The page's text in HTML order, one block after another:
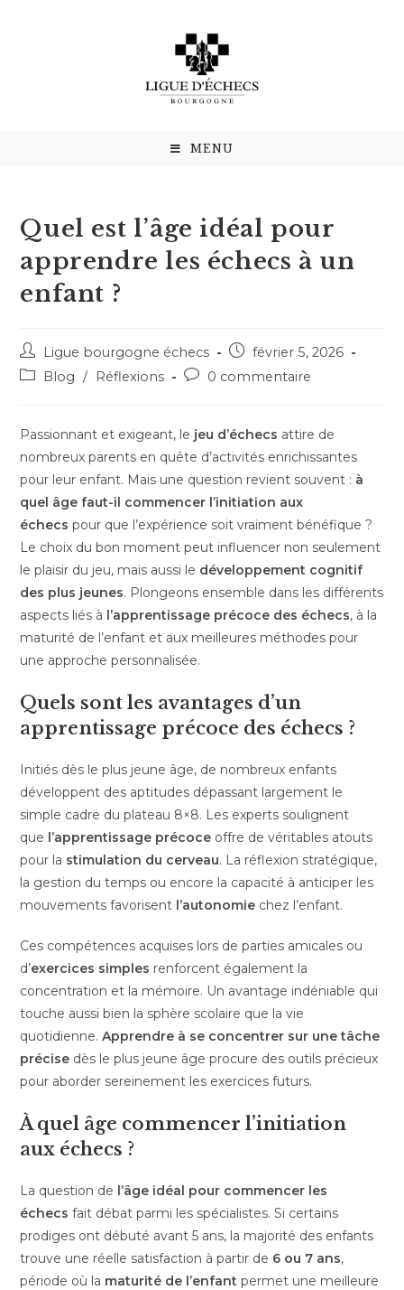
MENU
Quel est l’âge idéal pour
apprendre les échecs à un
enfant ?
Ligue bourgogne échecs
février 5, 2026
Blog / Réflexions 0 commentaire
Passionnant et exigeant, le jeu d’échecs attire de
nombreux parents en quête d’activités enrichissantes
pour leur enfant. Mais une question revient souvent : à
quel âge faut-il commencer l’initiation aux
échecs pour que l’expérience soit vraiment bénéfique ?
Le choix du bon moment peut influencer non seulement
le plaisir du jeu, mais aussi le développement cognitif
des plus jeunes. Plongeons ensemble dans les différents
aspects liés à l’apprentissage précoce des échecs, à la
maturité de l’enfant et aux meilleures méthodes pour
une approche personnalisée.
Quels sont les avantages d’un
apprentissage précoce des échecs ?
Initiés dès le plus jeune âge, de nombreux enfants
développent des aptitudes dépassant largement le
simple cadre du plateau 8×8. Les experts soulignent
que l’apprentissage précoce offre de véritables atouts
pour la stimulation du cerveau. La réflexion stratégique,
la gestion du temps ou encore la capacité à anticiper les
mouvements favorisent l’autonomie chez l’enfant.
Ces compétences acquises lors de parties amicales ou
d’exercices simples renforcent également la
concentration et la mémoire. Un avantage indéniable qui
touche aussi bien la sphère scolaire que la vie
quotidienne.Apprendre à se concentrer sur une tâche
précise dès le plus jeune âge procure des outils précieux
pour aborder sereinement les exercices futurs.
À quel âge commencer l’initiation
aux échecs ?
La question de l’âge idéal pour commencer les
échecs fait débat parmi les spécialistes. Si certains
prodiges ont débuté avant 5 ans, la majorité des enfants
trouve une réelle satisfaction à partir de 6 ou 7 ans,
période où la maturité de l’enfant permet une meilleure